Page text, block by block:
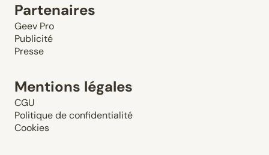
Partenaires
Geev Pro
Publicité
Presse
Mentions légales
CGU
Politique de confidentialité
Cookies